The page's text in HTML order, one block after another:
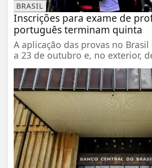
BRASIL
Inscrições para exame de
português terminam quinta
A aplicação das provas no
a 23 de outubro e, no exterior,